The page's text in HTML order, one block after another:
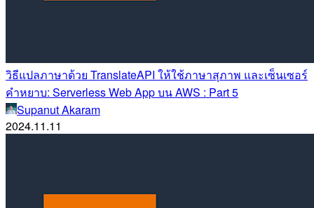
วิธีแปลภาษาด้วย TranslateAPI ให้ใช้ภาษาสุภาพ และเซ็นเซอร์
คำหยาบ: Serverless Web App บน AWS : Part 5
Supanut Akaram
2024.11.11